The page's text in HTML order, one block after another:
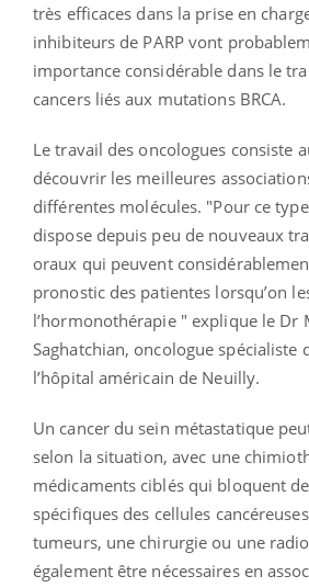
très efficaces dans la prise en
inhibiteurs de PARP vont
importance considérable dans le
cancers liés aux mutations BRCA.
Le travail des oncologues consiste
découvrir les meilleures
différentes molécules. "Pour ce
dispose depuis peu de nouveaux
oraux qui peuvent
pronostic des patientes lorsqu’on
l’hormonothérapie " explique le Dr
Saghatchian, oncologue spécialiste
l’hôpital américain de Neuilly.
Un cancer du sein métastatique
selon la situation, avec une
médicaments ciblés qui bloquent
spécifiques des cellules
tumeurs, une chirurgie ou une
également être nécessaires en